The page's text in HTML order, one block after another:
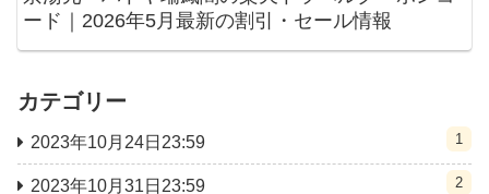
ード｜2026年5月最新の割引・セール情報
カテゴリー
2023年10月24日23:59 1
2023年10月31日23:59 2